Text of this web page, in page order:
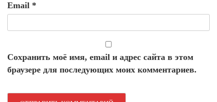
Email *
Сохранить моё имя, email и адрес сайта в этом
браузере для последующих моих комментариев.